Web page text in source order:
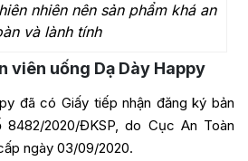
nhiên nên sản phẩm khá an
và lành tính
viên uống Dạ Dày Happy
đã có Giấy tiếp nhận đăng ký bản
2020/ĐKSP, do Cục An Toàn
ngày 03/09/2020.